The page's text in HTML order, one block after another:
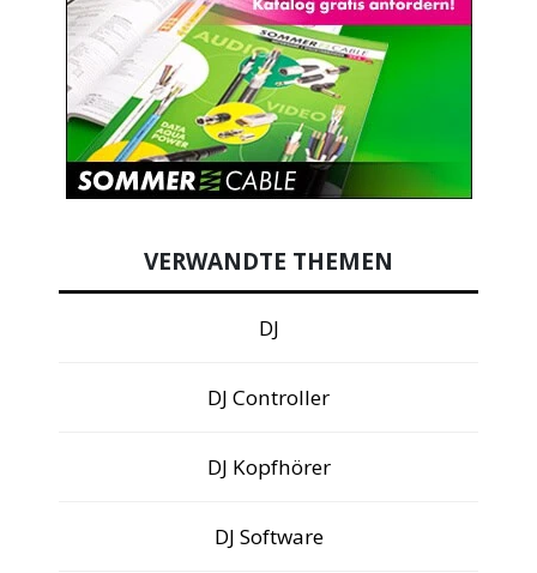
VERWANDTE THEMEN
DJ
DJ Controller
DJ Kopfhörer
DJ Software